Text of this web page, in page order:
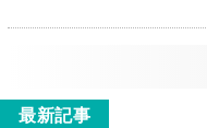
最新記事